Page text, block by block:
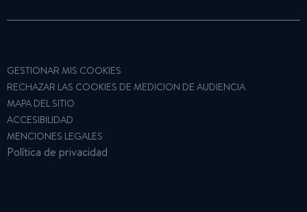
GESTIONAR MIS COOKIES
RECHAZAR LAS COOKIES DE MEDICION DE AUDIENCIA
MAPA DEL SITIO
ACCESIBILIDAD
MENCIONES LEGALES
Política de privacidad